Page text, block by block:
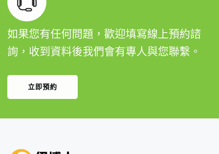
如果您有任何問題，歡迎填寫線上預約諮
詢，收到資料後我們會有專人與您聯繫。
立即預約